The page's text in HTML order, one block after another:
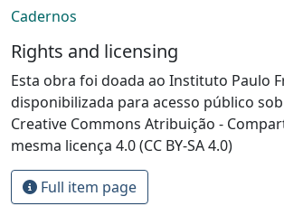
Cadernos
Rights and licensing
Esta obra foi doada ao Instituto Paulo
disponibilizada para acesso público
Creative Commons Atribuição -
mesma licença 4.0 (CC BY-SA 4.0)
Full item page